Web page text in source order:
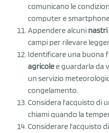
comunicano le
computer e
Appendere alcuni nastri
campi per rilevare
Identificare una buona
agricolee guardarla da
un servizio
congelamento.
Considera l'acquisto di
chiami quando la
Considerare l'acquisto